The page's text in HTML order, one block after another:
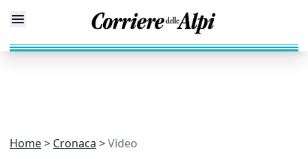
Home Cronaca Video